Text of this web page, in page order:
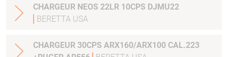
CHARGEUR NEOS 22LR 10CPS DJMU22
BERETTA USA
CHARGEUR 30CPS ARX160/ARX100 CAL.223